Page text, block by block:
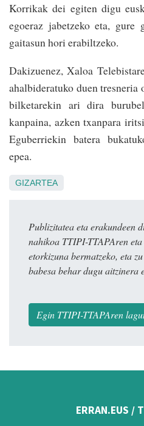
Korrikak dei egiten digu
egoeraz jabetzeko eta, gure
gaitasun hori erabiltzeko.
Dakizuenez, Xaloa
ahalbideratuko duen
bilketarekin ari dira
kanpaina, azken txanpara
Eguberriekin batera
epea.
GIZARTEA
Publizitatea eta erakundeen
nahikoa TTIPI-TTAPAren
etorkizuna bermatzeko, eta
babesa behar dugu aitzinera
Egin TTIPI-TTAPAren
ERRAN.EUS /